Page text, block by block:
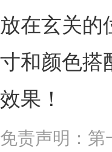
放在玄关的
寸和颜色搭
效果！
免责声明：第